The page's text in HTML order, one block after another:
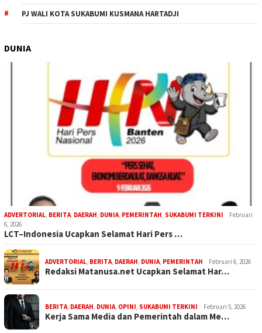
PJ WALI KOTA SUKABUMI KUSMANA HARTADJI
DUNIA
ADVERTORIAL, BERITA, DAERAH, DUNIA, PEMERINTAH, SUKABUMI TERKINI
Februari
6, 2026
LCT–Indonesia Ucapkan Selamat Hari Pers …
ADVERTORIAL, BERITA, DAERAH, DUNIA, PEMERINTAH Februari 6, 2026
Redaksi Matanusa.net Ucapkan Selamat Har…
BERITA, DAERAH, DUNIA, OPINI, SUKABUMI TERKINI Februari 5, 2026
Kerja Sama Media dan Pemerintah dalam Me…